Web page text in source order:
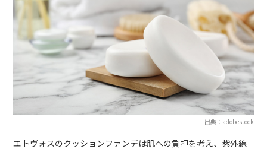
出典：adobestock
エトヴォスのクッションファンデは肌への負担を考え、紫外線